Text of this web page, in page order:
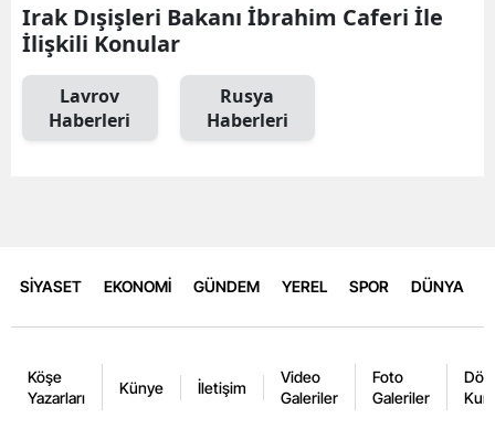
Irak Dışişleri Bakanı İbrahim Caferi İle
İlişkili Konular
Lavrov
Haberleri
Rusya
Haberleri
SİYASET EKONOMİ GÜNDEM YEREL SPOR DÜNYA
Köşe
Yazarları
Künye İletişim
Video
Galeriler
Foto
Galeriler